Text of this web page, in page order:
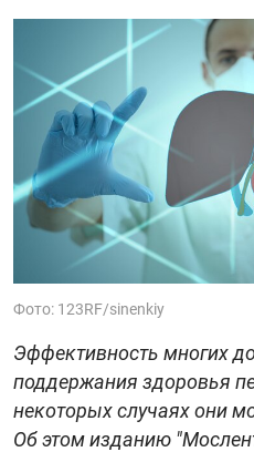
Фото: 123RF/sinenkiy
Эффективность многих
поддержания здоровья
некоторых случаях они
Об этом изданию